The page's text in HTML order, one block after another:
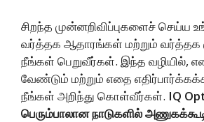
சிறந்த முன்னறிவிப்புகளைச் செய்ய
வர்த்தக ஆதாரங்கள் மற்றும் வர்த்தக
நீங்கள் பெறுவீர்கள். இந்த வழியில்,
வேண்டும் மற்றும் எதை
நீங்கள் அறிந்து கொள்வீர்கள். IQ
பெரும்பாலான நாடுகளில்